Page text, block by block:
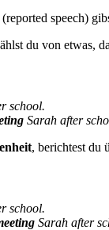
speech)
du von etwas,
school.
Sarah after
, berichtest du
school.
Sarah after